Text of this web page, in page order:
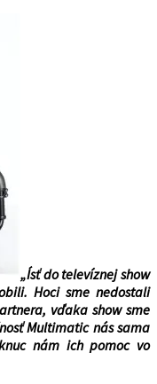
„Ísť do televíznej show
Hoci sme nedostali
vďaka show sme
Multimatic nás sama
nám ich pomoc vo